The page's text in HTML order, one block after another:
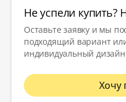
Не успели купить?
Оставьте заявку и мы
подходящий вариант
индивидуальный
Хочу